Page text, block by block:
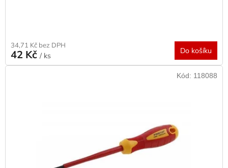
d
34,71 Kč bez DPH
42 Kč / ks
Do košíku
Kód: 118088